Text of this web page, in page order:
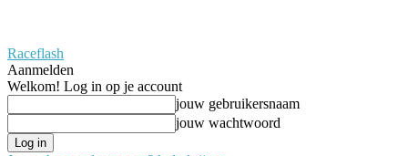
Raceflash
Aanmelden
Welkom! Log in op je account
jouw gebruikersnaam
jouw wachtwoord